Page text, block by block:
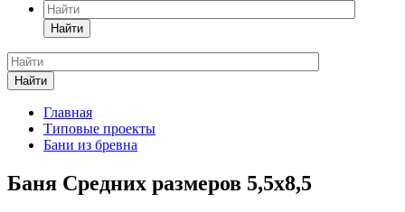
Найти
Найти
Главная
Типовые проекты
Бани из бревна
Баня Средних размеров 5,5х8,5